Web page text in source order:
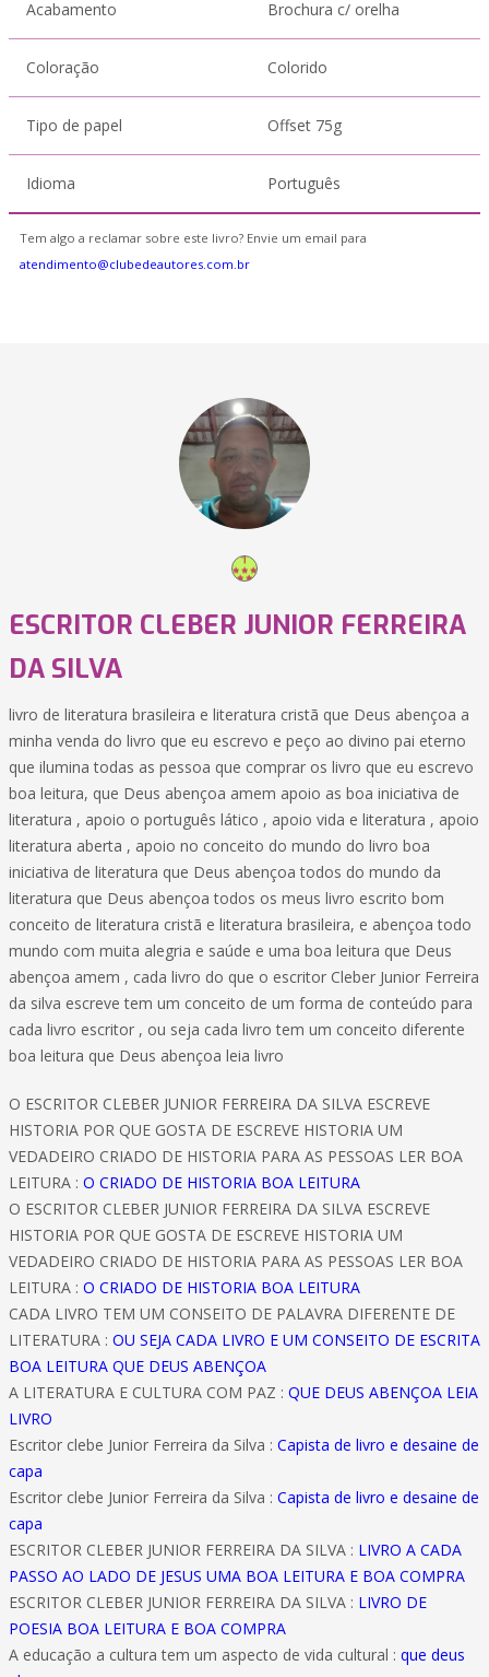
Acabamento Brochura c/ orelha
Coloração Colorido
Tipo de papel Offset 75g
Idioma Português
Tem algo a reclamar sobre este livro? Envie um email para
atendimento@clubedeautores.com.br
ESCRITOR CLEBER JUNIOR FERREIRA
DA SILVA
livro de literatura brasileira e literatura cristã que Deus abençoa a
minha venda do livro que eu escrevo e peço ao divino pai eterno
que ilumina todas as pessoa que comprar os livro que eu escrevo
boa leitura, que Deus abençoa amem apoio as boa iniciativa de
literatura , apoio o português lático , apoio vida e literatura , apoio
literatura aberta , apoio no conceito do mundo do livro boa
iniciativa de literatura que Deus abençoa todos do mundo da
literatura que Deus abençoa todos os meus livro escrito bom
conceito de literatura cristã e literatura brasileira, e abençoa todo
mundo com muita alegria e saúde e uma boa leitura que Deus
abençoa amem , cada livro do que o escritor Cleber Junior Ferreira
da silva escreve tem um conceito de um forma de conteúdo para
cada livro escritor , ou seja cada livro tem um conceito diferente
boa leitura que Deus abençoa leia livro
O ESCRITOR CLEBER JUNIOR FERREIRA DA SILVA ESCREVE
HISTORIA POR QUE GOSTA DE ESCREVE HISTORIA UM
VEDADEIRO CRIADO DE HISTORIA PARA AS PESSOAS LER BOA
LEITURA : O CRIADO DE HISTORIA BOA LEITURA
O ESCRITOR CLEBER JUNIOR FERREIRA DA SILVA ESCREVE
HISTORIA POR QUE GOSTA DE ESCREVE HISTORIA UM
VEDADEIRO CRIADO DE HISTORIA PARA AS PESSOAS LER BOA
LEITURA : O CRIADO DE HISTORIA BOA LEITURA
CADA LIVRO TEM UM CONSEITO DE PALAVRA DIFERENTE DE
LITERATURA : OU SEJA CADA LIVRO E UM CONSEITO DE ESCRITA
BOA LEITURA QUE DEUS ABENÇOA
A LITERATURA E CULTURA COM PAZ : QUE DEUS ABENÇOA LEIA
LIVRO
Escritor clebe Junior Ferreira da Silva : Capista de livro e desaine de
capa
Escritor clebe Junior Ferreira da Silva : Capista de livro e desaine de
capa
ESCRITOR CLEBER JUNIOR FERREIRA DA SILVA : LIVRO A CADA
PASSO AO LADO DE JESUS UMA BOA LEITURA E BOA COMPRA
ESCRITOR CLEBER JUNIOR FERREIRA DA SILVA : LIVRO DE
POESIA BOA LEITURA E BOA COMPRA
A educação a cultura tem um aspecto de vida cultural : que deus